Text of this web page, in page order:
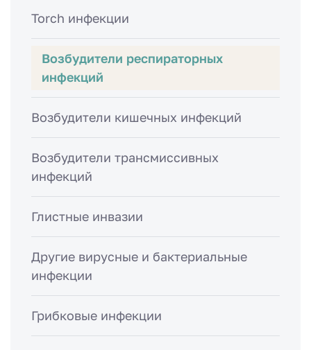
Torch инфекции
Возбудители респираторных
инфекций
Возбудители кишечных инфекций
Возбудители трансмиссивных
инфекций
Глистные инвазии
Другие вирусные и бактериальные
инфекции
Грибковые инфекции